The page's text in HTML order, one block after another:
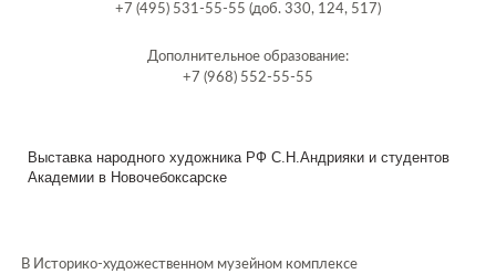
+7 (495) 531-55-55 (доб. 330, 124, 517)
Дополнительное образование:
+7 (968) 552-55-55
Выставка народного художника РФ С.Н.Андрияки и студентов
Академии в Новочебоксарске
В Историко-художественном музейном комплексе